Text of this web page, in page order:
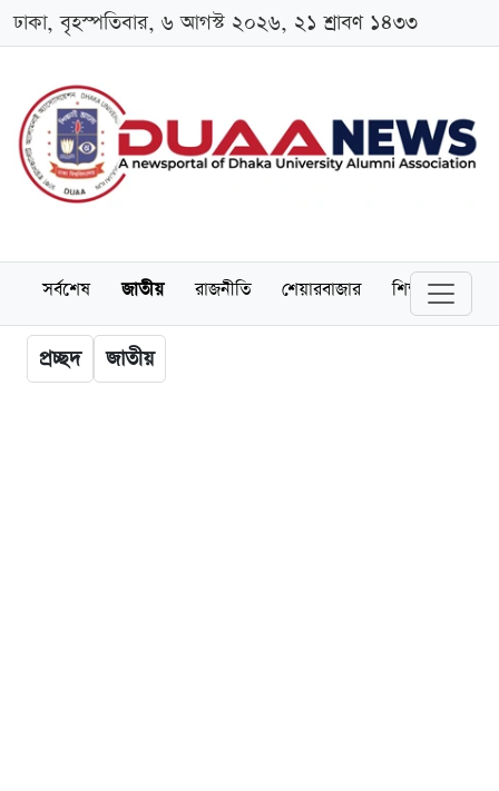
ঢাকা, বৃহস্পতিবার, ৬ আগস্ট ২০২৬, ২১ শ্রাবণ ১৪৩৩
সর্বশেষ জাতীয় রাজনীতি শেয়ারবাজার শিক্ষা
প্রচ্ছদ জাতীয়